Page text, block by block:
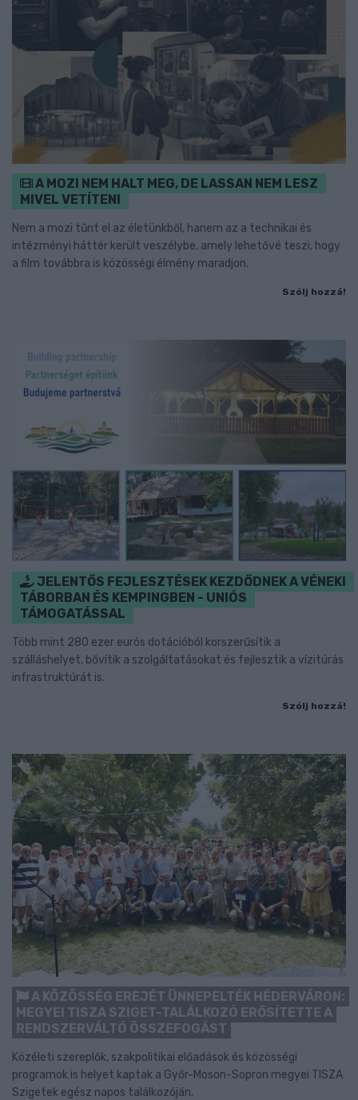
A MOZI NEM HALT MEG, DE LASSAN NEM LESZ
MIVEL VETÍTENI
Nem a mozi tűnt el az életünkből, hanem az a technikai és
intézményi háttér került veszélybe, amely lehetővé teszi, hogy
a film továbbra is közösségi élmény maradjon.
Szólj hozzá!
JELENTŐS FEJLESZTÉSEK KEZDŐDNEK A VÉNEKI
TÁBORBAN ÉS KEMPINGBEN - UNIÓS
TÁMOGATÁSSAL
Több mint 280 ezer eurós dotációból korszerűsítik a
szálláshelyet, bővítik a szolgáltatásokat és fejlesztik a vízitúrás
infrastruktúrát is.
Szólj hozzá!
A KÖZÖSSÉG EREJÉT ÜNNEPELTÉK HÉDERVÁRON:
MEGYEI TISZA SZIGET-TALÁLKOZÓ ERŐSÍTETTE A
RENDSZERVÁLTÓ ÖSSZEFOGÁST
Közéleti szereplők, szakpolitikai előadások és közösségi
programok is helyet kaptak a Győr-Moson-Sopron megyei TISZA
Szigetek egész napos találkozóján.